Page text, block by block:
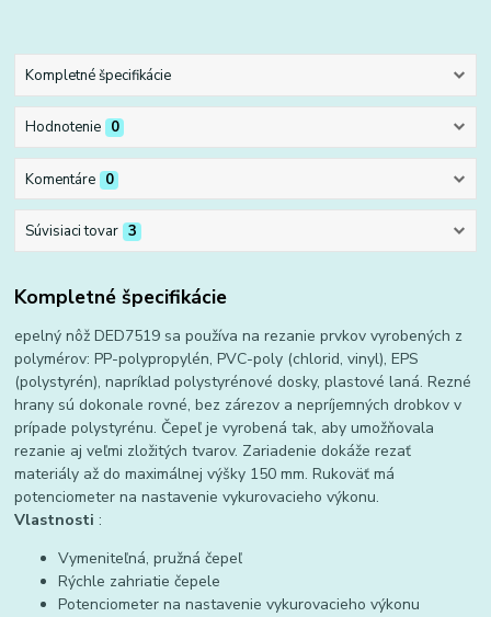
Kompletné špecifikácie
Hodnotenie 0
Komentáre 0
Súvisiaci tovar 3
Kompletné špecifikácie
epelný nôž DED7519 sa používa na rezanie prvkov vyrobených z
polymérov: PP-polypropylén, PVC-poly (chlorid, vinyl), EPS
(polystyrén), napríklad polystyrénové dosky, plastové laná. Rezné
hrany sú dokonale rovné, bez zárezov a nepríjemných drobkov v
prípade polystyrénu. Čepeľ je vyrobená tak, aby umožňovala
rezanie aj veľmi zložitých tvarov. Zariadenie dokáže rezať
materiály až do maximálnej výšky 150 mm. Rukoväť má
potenciometer na nastavenie vykurovacieho výkonu.
Vlastnosti :
Vymeniteľná, pružná čepeľ
Rýchle zahriatie čepele
Potenciometer na nastavenie vykurovacieho výkonu